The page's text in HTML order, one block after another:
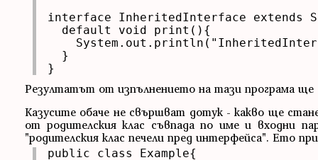
interface InheritedInterface extends
  default void print(){
  }
}
Резултатът от изпълнението на тази програма
Казусите обаче не свършват дотук - какво ще
от родителския клас съвпада по име и входни
"родителския клас печели пред интерфейса". Ето
public class Example{